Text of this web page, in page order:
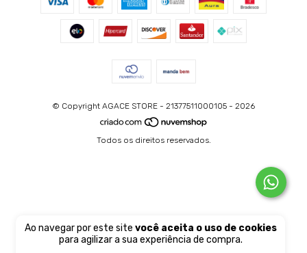
Ao navegar por este site você aceita o uso de cookies
para agilizar a sua experiência de compra.
© Copyright AGACE STORE - 21377511000105 - 2026
Todos os direitos reservados.